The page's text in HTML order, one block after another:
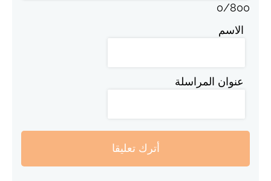
0/800
الاسم
عنوان المراسلة
أترك تعليقا